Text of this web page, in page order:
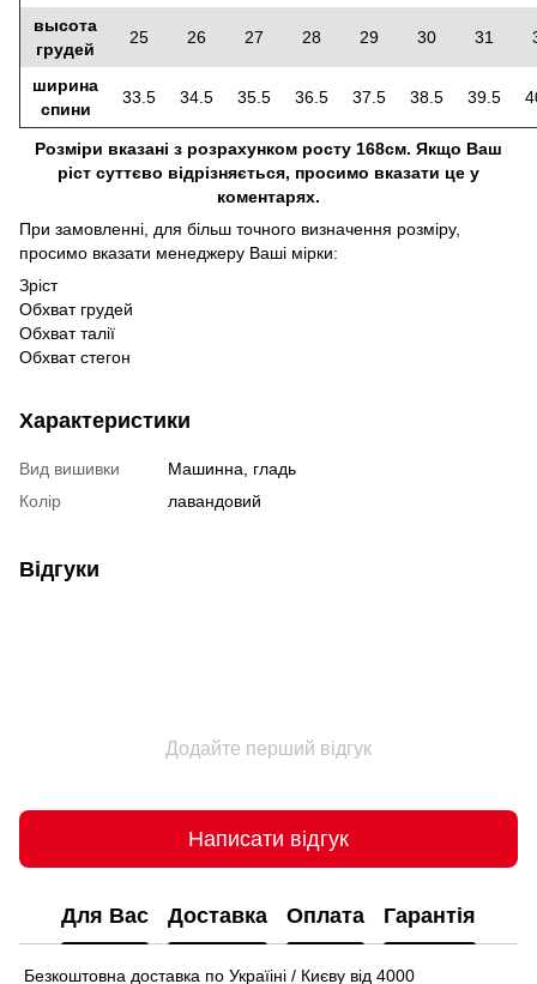
высота
грудей
25 26 27 28 29 30 31
ширина
спини
33.5 34.5 35.5 36.5 37.5 38.5 39.5
Розміри вказані з розрахунком росту 168см. Якщо Ваш
ріст суттєво відрізняється, просимо вказати це у
коментарях.
При замовленні, для більш точного визначення розміру,
просимо вказати менеджеру Ваші мірки:
Зріст
Обхват грудей
Обхват талії
Обхват стегон
Характеристики
Вид вишивки
Машинна, гладь
Колір
лавандовий
Відгуки
Додайте перший відгук
Написати відгук
Для Вас Доставка Оплата Гарантія
Безкоштовна доставка по Україіні / Києву від 4000